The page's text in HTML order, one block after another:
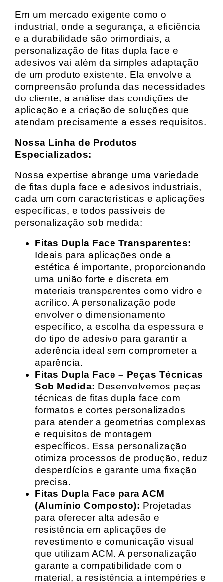
Em um mercado exigente como o
industrial, onde a segurança, a eficiência
e a durabilidade são primordiais, a
personalização de fitas dupla face e
adesivos vai além da simples adaptação
de um produto existente. Ela envolve a
compreensão profunda das necessidades
do cliente, a análise das condições de
aplicação e a criação de soluções que
atendam precisamente a esses requisitos.
Nossa Linha de Produtos
Especializados:
Nossa expertise abrange uma variedade
de fitas dupla face e adesivos industriais,
cada um com características e aplicações
específicas, e todos passíveis de
personalização sob medida:
Fitas Dupla Face Transparentes:
Ideais para aplicações onde a
estética é importante, proporcionando
uma união forte e discreta em
materiais transparentes como vidro e
acrílico. A personalização pode
envolver o dimensionamento
específico, a escolha da espessura e
do tipo de adesivo para garantir a
aderência ideal sem comprometer a
aparência.
Fitas Dupla Face – Peças Técnicas
Sob Medida: Desenvolvemos peças
técnicas de fitas dupla face com
formatos e cortes personalizados
para atender a geometrias complexas
e requisitos de montagem
específicos. Essa personalização
otimiza processos de produção, reduz
desperdícios e garante uma fixação
precisa.
Fitas Dupla Face para ACM
(Alumínio Composto): Projetadas
para oferecer alta adesão e
resistência em aplicações de
revestimento e comunicação visual
que utilizam ACM. A personalização
garante a compatibilidade com o
material, a resistência a intempéries e